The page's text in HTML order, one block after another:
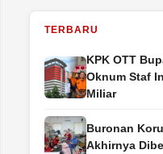
TERBARU
‎KPK OTT
Oknum Staf
Miliar
Buronan
Akhirnya